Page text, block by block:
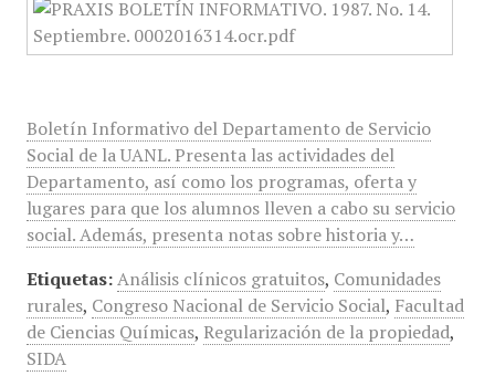
Boletín Informativo del Departamento de Servicio
Social de la UANL. Presenta las actividades del
Departamento, así como los programas, oferta y
lugares para que los alumnos lleven a cabo su servicio
social. Además, presenta notas sobre historia y…
Etiquetas: Análisis clínicos gratuitos, Comunidades
rurales, Congreso Nacional de Servicio Social, Facultad
de Ciencias Químicas, Regularización de la propiedad,
SIDA